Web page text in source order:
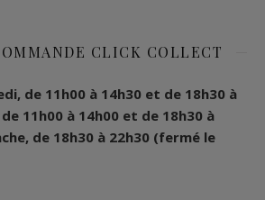
CLICK COLLECT
de 11h00 à 14h30 et de 18h30 à
11h00 à 14h00 et de 18h30 à
de 18h30 à 22h30 (fermé le